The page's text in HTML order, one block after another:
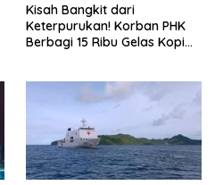
Kisah Bangkit dari
Keterpurukan! Korban PHK
Berbagi 15 Ribu Gelas Kopi